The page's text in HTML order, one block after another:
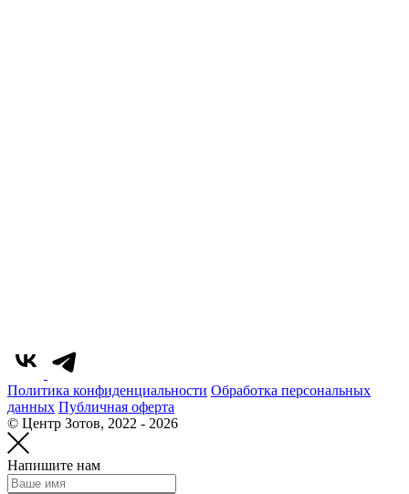
Политика конфиденциальности Обработка персональных
данных Публичная оферта
© Центр Зотов, 2022 - 2026
Напишите нам